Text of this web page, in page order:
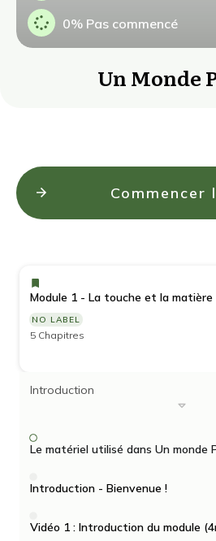
0% Pas commencé
Un Monde
Commencer
Module 1 - La touche et la matière
NO LABEL
5 Chapitres
Introduction
Le matériel utilisé dans Un monde
Introduction - Bienvenue !
Vidéo 1 : Introduction du module